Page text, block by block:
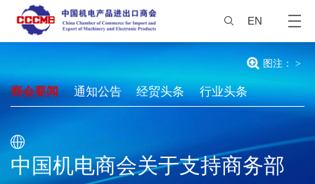
EN
商会要闻 通知公告 经贸头条 行业头条
中国机电商会关于支持商务部
图注： >